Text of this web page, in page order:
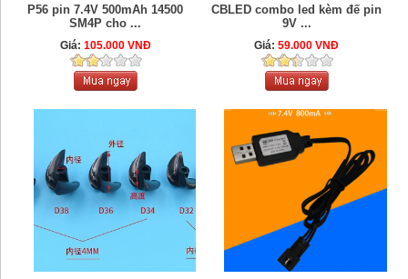
P56 pin 7.4V 500mAh 14500
SM4P cho ...
Giá: 105.000 VNĐ
CBLED combo led kèm đế pin
9V ...
Giá:59.000 VNĐ